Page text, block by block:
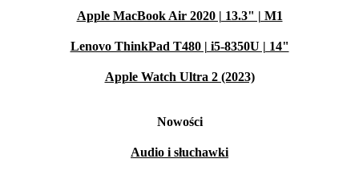
Apple MacBook Air 2020 | 13.3" | M1
Lenovo ThinkPad T480 | i5-8350U | 14"
Apple Watch Ultra 2 (2023)
Nowości
Audio i słuchawki